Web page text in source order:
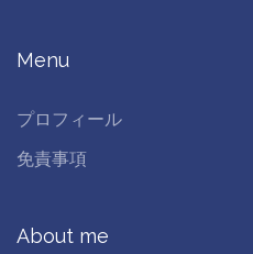
Menu
プロフィール
免責事項
About me